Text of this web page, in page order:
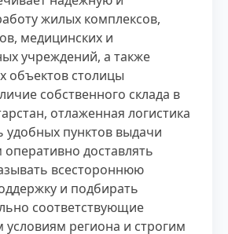
жилых комплексов,
медицинских и
учреждений, а также
столицы
собственного склада в
отлаженная логистика
удобных пунктов выдачи
доставлять
всестороннюю
и подбирать
соответствующие
условиям региона и строгим